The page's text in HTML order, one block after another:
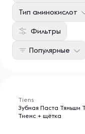
Фильтры
Тип аминокислот
Популярные
Tiens
Зубная Паста Тяньши
Тиенс + щётка